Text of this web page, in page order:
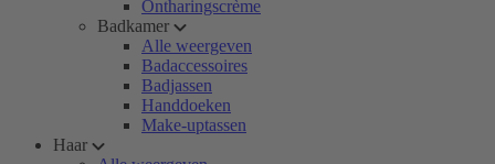
Ontharingscrème
Badkamer
Alle weergeven
Badaccessoires
Badjassen
Handdoeken
Make-uptassen
Haar